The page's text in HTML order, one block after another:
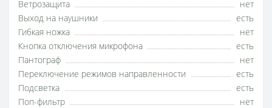
Ветрозащита
нет
Выход на наушники
есть
Гибкая ножка
нет
Кнопка отключения микрофона
есть
Пантограф
нет
Переключение режимов направленности
есть
Подсветка
есть
Поп-фильтр
нет